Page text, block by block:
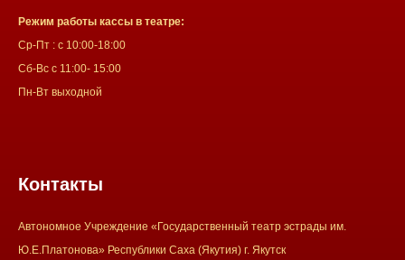
Режим работы кассы в театре:
Ср-Пт : с 10:00-18:00
Сб-Вс с 11:00- 15:00
Пн-Вт выходной
Контакты
Автономное Учреждение «Государственный театр эстрады им.
Ю.Е.Платонова» Республики Саха (Якутия) г. Якутск